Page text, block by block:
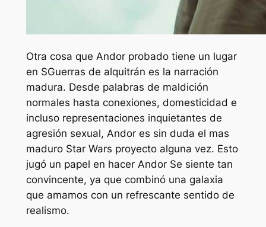
Otra cosa que Andorprobado tiene un lugar
en SGuerras de alquitrán es la narración
madura. Desde palabras de maldición
normales hasta conexiones, domesticidad e
incluso representaciones inquietantes de
agresión sexual, Andores sin duda el mas
maduro Star Wars proyecto alguna vez. Esto
jugó un papel en hacer AndorSe siente tan
convincente, ya que combinó una galaxia
que amamos con un refrescante sentido de
realismo.